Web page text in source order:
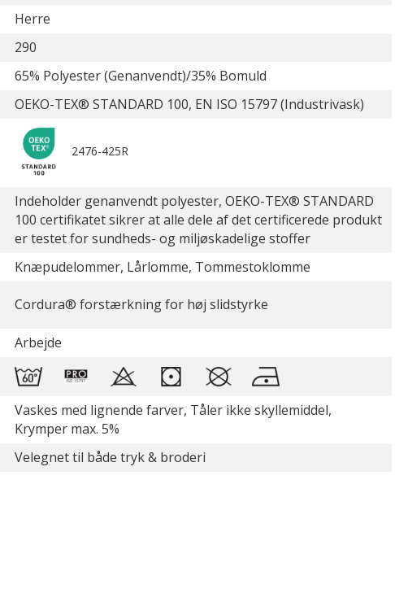
Herre
290
65% Polyester (Genanvendt)/35% Bomuld
OEKO-TEX® STANDARD 100, EN ISO 15797 (Industrivask)
2476-425R
Indeholder genanvendt polyester, OEKO-TEX® STANDARD
100 certifikatet sikrer at alle dele af det certificerede produkt
er testet for sundheds- og miljøskadelige stoffer
Knæpudelommer, Lårlomme, Tommestoklomme
Cordura® forstærkning for høj slidstyrke
Arbejde
Vaskes med lignende farver, Tåler ikke skyllemiddel,
Krymper max. 5%
Velegnet til både tryk & broderi